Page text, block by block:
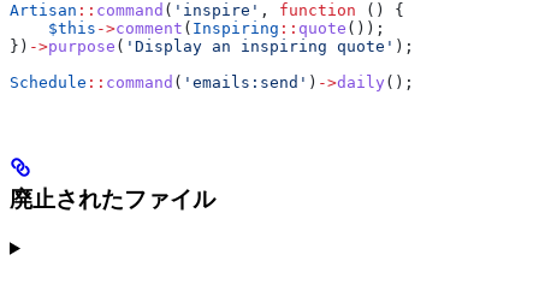
Artisan :: command ( 'inspire' , function () {
    $this
->comment ( Inspiring :: quote ());
}) ->purpose ( 'Display an inspiring quote' );
Schedule :: command ( 'emails:send' ) ->daily ();
廃止されたファイル